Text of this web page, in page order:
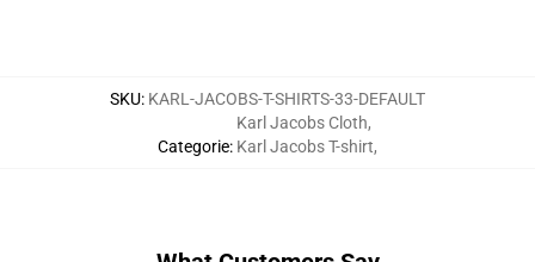
SKU: KARL-JACOBS-T-SHIRTS-33-DEFAULT
Categorie:
Karl Jacobs Cloth,
Karl Jacobs T-shirt,